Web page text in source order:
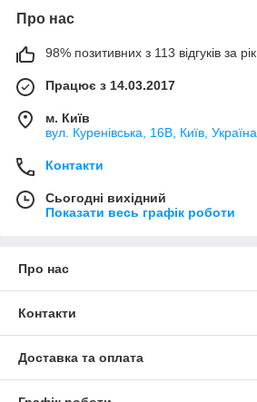
Про нас
98% позитивних з 113 відгуків за рік
Працює з 14.03.2017
м. Київ
вул. Куренівська, 16В, Київ, Україна
Контакти
Сьогодні вихідний
Показати весь графік роботи
Про нас
Контакти
Доставка та оплата